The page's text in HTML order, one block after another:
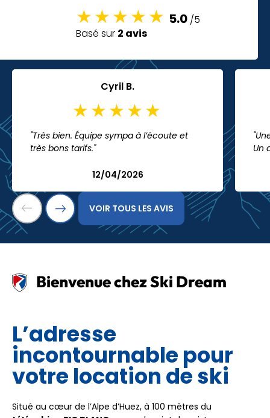
5.0 /5
Basé sur 2 avis
Cyril B.
"Très bien. Équipe sympa à l’écoute et
très bons tarifs."
12/04/2026
Un
VOIR TOUS LES AVIS
Bienvenue chez Ski Dream
L’adresse
incontournable pour
votre location de ski
Situé au cœur de l’Alpe d’Huez, à 100 mètres du